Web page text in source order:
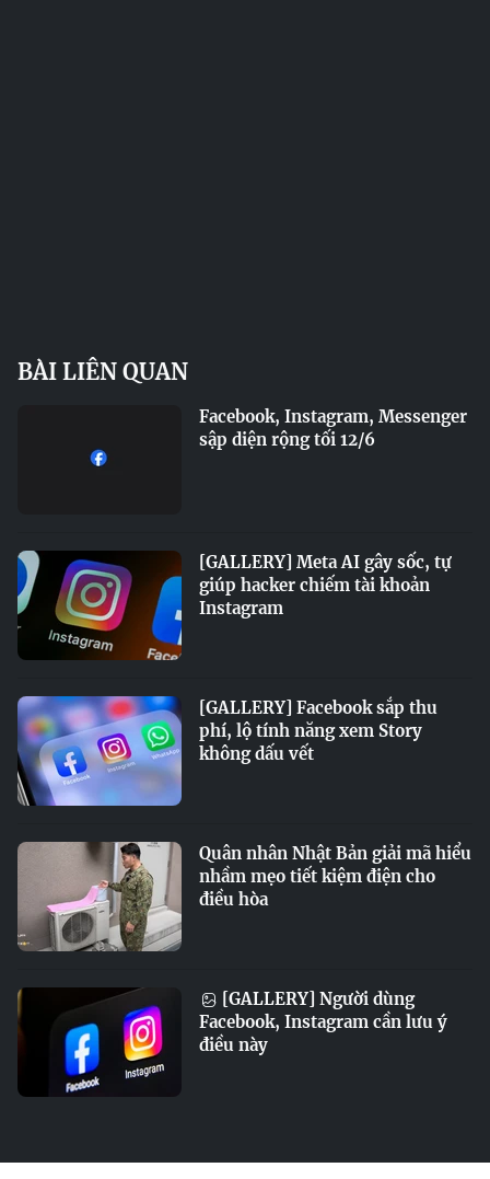
BÀI LIÊN QUAN
Facebook, Instagram, Messenger
sập diện rộng tối 12/6
[GALLERY] Meta AI gây sốc, tự
giúp hacker chiếm tài khoản
Instagram
[GALLERY] Facebook sắp thu
phí, lộ tính năng xem Story
không dấu vết
Quân nhân Nhật Bản giải mã hiểu
nhầm mẹo tiết kiệm điện cho
điều hòa
[GALLERY] Người dùng
Facebook, Instagram cần lưu ý
điều này